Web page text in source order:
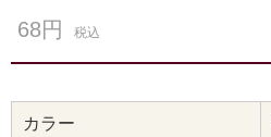
68円 税込
カラー